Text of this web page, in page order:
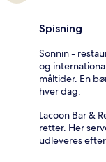
Spisning
Sonnin -
og
måltider. En
hver dag.
Lacoon Bar &
retter. Her
udleveres